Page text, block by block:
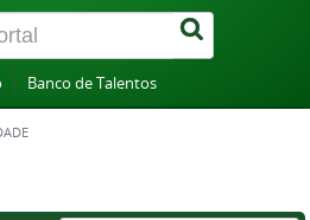
Banco de Talentos